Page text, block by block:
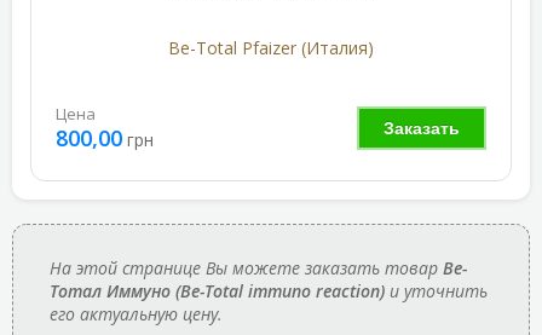
Be-Total Pfaizer (Италия)
Заказать
Цена
800,00 грн
На этой странице Вы можете заказать товар Ве-
Тотал Иммуно (Be-Total immuno reaction) и уточнить
его актуальную цену.